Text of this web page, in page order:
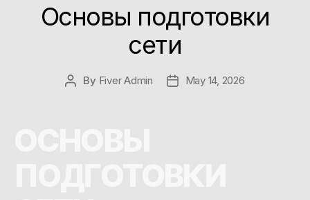
Основы подготовки
сети
By Fiver Admin May 14, 2026